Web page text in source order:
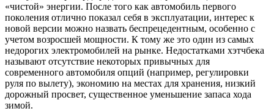
«чистой» энергии. После того как автомобиль первого
поколения отлично показал себя в эксплуатации, интерес к
новой версии можно назвать беспрецедентным, особенно с
учетом возросшей мощности. К тому же это один из самых
недорогих электромобилей на рынке. Недостатками хэтчбека
называют отсутствие некоторых привычных для
современного автомобиля опций (например, регулировки
руля по вылету), экономию на местах для хранения, низкий
дорожный просвет, существенное уменьшение запаса хода
зимой.